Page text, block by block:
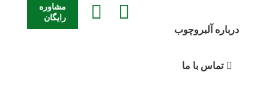
درباره آلبروچوب
تماس با ما
جستجو:
مشاوره
رایگان